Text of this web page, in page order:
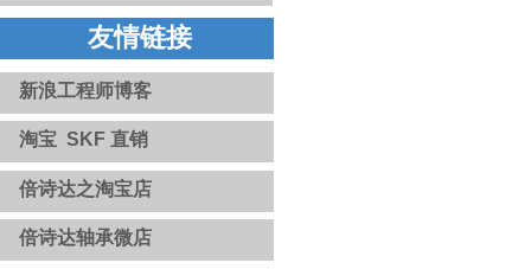
合陶瓷球 / INSOCOAT绝缘轴承
/ 固态油轴承 / NoWear永不磨损
涂层轴承 / 高温轴承和轴承单元
友情链接
新浪工程师博客
淘宝 SKF 直销
倍诗达之淘宝店
倍诗达轴承微店